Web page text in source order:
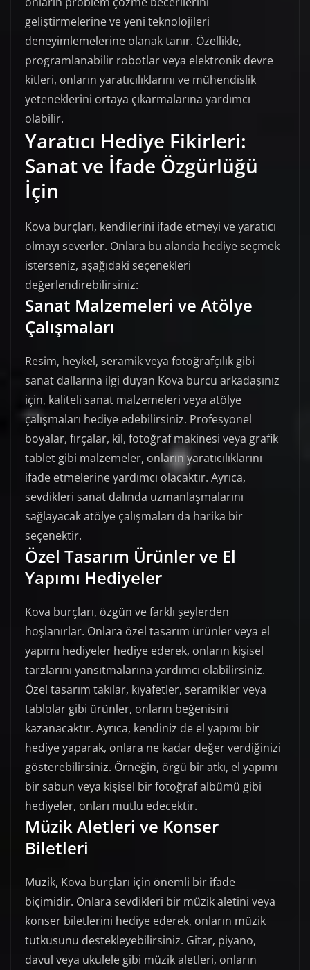
geliştirmelerine ve yeni teknolojileri
deneyimlemelerine olanak tanır. Özellikle,
programlanabilir robotlar veya elektronik devre
kitleri, onların yaratıcılıklarını ve mühendislik
yeteneklerini ortaya çıkarmalarına yardımcı
olabilir.
Yaratıcı Hediye Fikirleri:
Sanat ve İfade Özgürlüğü
İçin
Kova burçları, kendilerini ifade etmeyi ve yaratıcı
olmayı severler. Onlara bu alanda hediye seçmek
isterseniz, aşağıdaki seçenekleri
değerlendirebilirsiniz:
Sanat Malzemeleri ve Atölye
Çalışmaları
Resim, heykel, seramik veya fotoğrafçılık gibi
sanat dallarına ilgi duyan Kova burcu arkadaşınız
için, kaliteli sanat malzemeleri veya atölye
çalışmaları hediye edebilirsiniz. Profesyonel
boyalar, fırçalar, kil, fotoğraf makinesi veya grafik
tablet gibi malzemeler, onların yaratıcılıklarını
ifade etmelerine yardımcı olacaktır. Ayrıca,
sevdikleri sanat dalında uzmanlaşmalarını
sağlayacak atölye çalışmaları da harika bir
seçenektir.
Özel Tasarım Ürünler ve El
Yapımı Hediyeler
Kova burçları, özgün ve farklı şeylerden
hoşlanırlar. Onlara özel tasarım ürünler veya el
yapımı hediyeler hediye ederek, onların kişisel
tarzlarını yansıtmalarına yardımcı olabilirsiniz.
Özel tasarım takılar, kıyafetler, seramikler veya
tablolar gibi ürünler, onların beğenisini
kazanacaktır. Ayrıca, kendiniz de el yapımı bir
hediye yaparak, onlara ne kadar değer verdiğinizi
gösterebilirsiniz. Örneğin, örgü bir atkı, el yapımı
bir sabun veya kişisel bir fotoğraf albümü gibi
hediyeler, onları mutlu edecektir.
Müzik Aletleri ve Konser
Biletleri
Müzik, Kova burçları için önemli bir ifade
biçimidir. Onlara sevdikleri bir müzik aletini veya
konser biletlerini hediye ederek, onların müzik
tutkusunu destekleyebilirsiniz. Gitar, piyano,
davul veya ukulele gibi müzik aletleri, onların